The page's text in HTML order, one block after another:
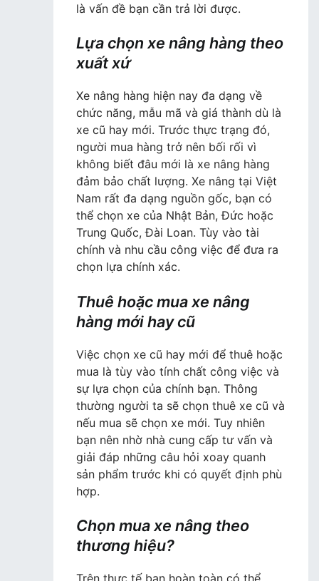
là vấn đề bạn cần trả lời được.
Lựa chọn xe nâng hàng theo
xuất xứ
Xe nâng hàng hiện nay đa dạng về
chức năng, mẫu mã và giá thành dù là
xe cũ hay mới. Trước thực trạng đó,
người mua hàng trở nên bối rối vì
không biết đâu mới là xe nâng hàng
đảm bảo chất lượng. Xe nâng tại Việt
Nam rất đa dạng nguồn gốc, bạn có
thể chọn xe của Nhật Bản, Đức hoặc
Trung Quốc, Đài Loan. Tùy vào tài
chính và nhu cầu công việc để đưa ra
chọn lựa chính xác.
Thuê hoặc mua xe nâng
hàng mới hay cũ
Việc chọn xe cũ hay mới để thuê hoặc
mua là tùy vào tính chất công việc và
sự lựa chọn của chính bạn. Thông
thường người ta sẽ chọn thuê xe cũ và
nếu mua sẽ chọn xe mới. Tuy nhiên
bạn nên nhờ nhà cung cấp tư vấn và
giải đáp những câu hỏi xoay quanh
sản phẩm trước khi có quyết định phù
hợp.
Chọn mua xe nâng theo
thương hiệu?
Trên thực tế bạn hoàn toàn có thể